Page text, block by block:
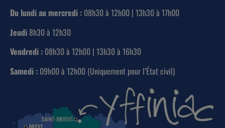
Du lundi au mercredi : 08h30 à 12h00 | 13h30 à 17h00
Jeudi 8h30 à 12h30
Vendredi : 08h30 à 12h00 | 13h30 à 16h30
Samedi : 09h00 à 12h00 (Uniquement pour l’État civil)